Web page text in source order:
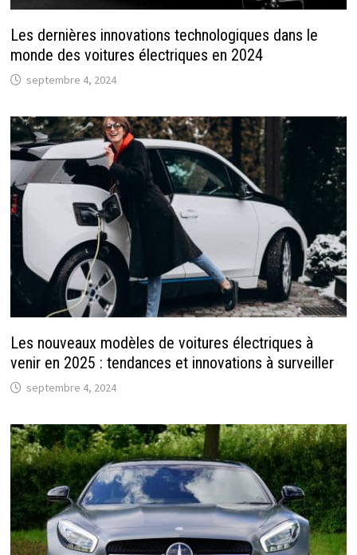
Les dernières innovations technologiques dans le
monde des voitures électriques en 2024
septembre 4, 2024
Les nouveaux modèles de voitures électriques à
venir en 2025 : tendances et innovations à surveiller
septembre 4, 2024